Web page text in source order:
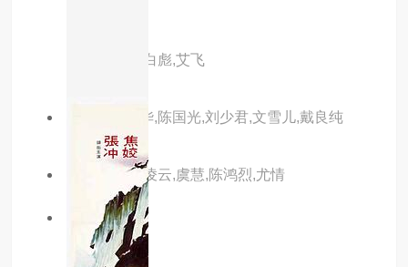
主演：狄龙,白彪,艾飞
主演：严秋华,陈国光,刘少君,文雪儿,戴良纯
主演：方盈,凌云,虞慧,陈鸿烈,尤情
已完结
吸毒者